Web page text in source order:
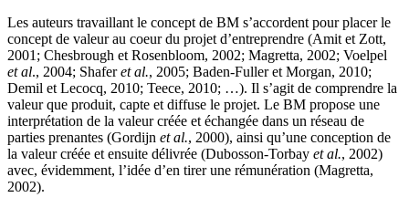
Les auteurs travaillant le concept de BM s’accordent pour placer le
concept de valeur au coeur du projet d’entreprendre (Amit et Zott,
2001; Chesbrough et Rosenbloom, 2002; Magretta, 2002; Voelpel
et al., 2004; Shaferet al., 2005; Baden-Fuller et Morgan, 2010;
Demil et Lecocq, 2010; Teece, 2010; …). Il s’agit de comprendre la
valeur que produit, capte et diffuse le projet. Le BM propose une
interprétation de la valeur créée et échangée dans un réseau de
parties prenantes (Gordijn et al., 2000), ainsi qu’une conception de
la valeur créée et ensuite délivrée (Dubosson-Torbay et al., 2002)
avec, évidemment, l’idée d’en tirer une rémunération (Magretta,
2002).